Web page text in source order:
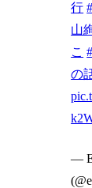
行
山
こ
の
—